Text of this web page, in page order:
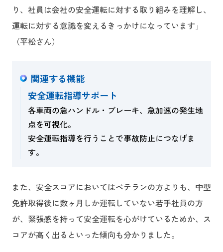
り、社員は会社の安全運転に対する取り組みを理解し、
運転に対する意識を変えるきっかけになっています」
（平松さん）
関連する機能
安全運転指導サポート
各車両の急ハンドル・ブレーキ、急加速の発生地
点を可視化。
安全運転指導を行うことで事故防止につなげま
す。
また、安全スコアにおいてはベテランの方よりも、中型
免許取得後に数ヶ月しか運転していない若手社員の方
が、緊張感を持って安全運転を心がけているためか、ス
コアが高く出るといった傾向も分かりました。